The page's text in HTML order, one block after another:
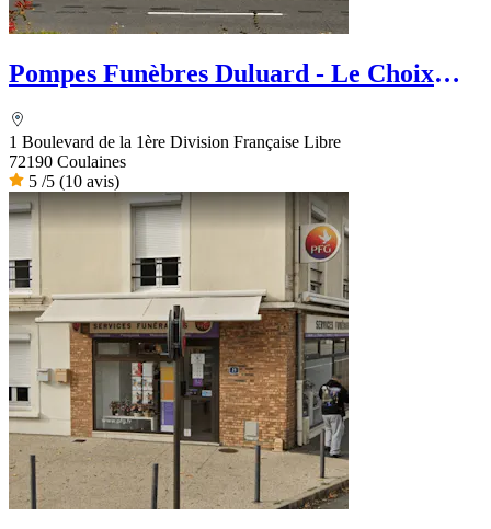
Pompes Funèbres Duluard - Le Choix
1 Boulevard de la 1ère Division Française Libre
72190 Coulaines
5 /5 (10 avis)